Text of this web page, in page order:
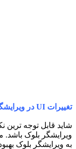
تغییرات UI در ویرایشگر بلوک
ویرایشگر بلوک
به ویرایشگر بلوک